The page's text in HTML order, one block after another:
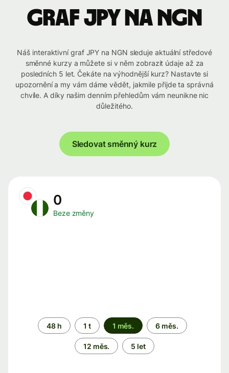
graf JPY na NGN
Náš interaktivní graf JPY na NGN sleduje aktuální středové
směnné kurzy a můžete si v něm zobrazit údaje až za
posledních 5 let. Čekáte na výhodnější kurz? Nastavte si
upozornění a my vám dáme vědět, jakmile přijde ta správná
chvíle. A díky našim denním přehledům vám neunikne nic
důležitého.
Sledovat směnný kurz
0
Beze změny
Časové
období
48 h 1 t 1 měs. 6 měs.
12 měs. 5 let